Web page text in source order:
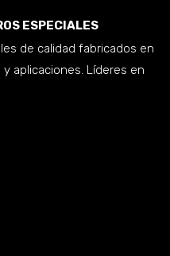
ESPECIALES
de calidad fabricados en
aplicaciones. Líderes en